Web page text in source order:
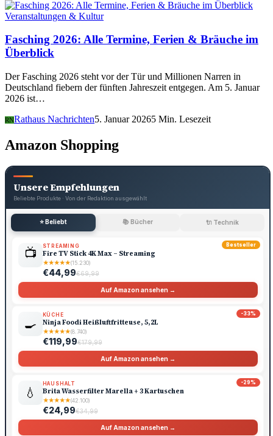
Veranstaltungen & Kultur
Fasching 2026: Alle Termine, Ferien & Bräuche im
Überblick
Der Fasching 2026 steht vor der Tür und Millionen Narren in
Deutschland fiebern der fünften Jahreszeit entgegen. Am 5. Januar
2026 ist…
RNRathaus Nachrichten5. Januar 20265 Min. Lesezeit
Amazon Shopping
Unsere Empfehlungen
Beliebte Produkte · Von der Redaktion ausgewählt
⭐ Beliebt 📚 Bücher 🔌 Technik
Bestseller
📺 STREAMING
Fire TV Stick 4K Max – Streaming
★★★★★(15.230)
€44,99€69,99
Auf Amazon ansehen →
-33%
🍳
KÜCHE
Ninja Foodi Heißluftfritteuse, 5,2L
★★★★★(8.740)
€119,99€179,99
Auf Amazon ansehen →
-29%
💧
HAUSHALT
Brita Wasserfilter Marella + 3 Kartuschen
★★★★★(42.100)
€24,99€34,99
Auf Amazon ansehen →